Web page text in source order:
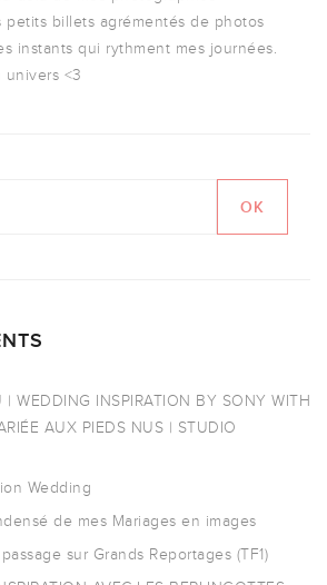
petits billets agrémentés de photos
instants qui rythment mes journées.
<3
| WEDDING INSPIRATION BY SONY WITH
AUX PIEDS NUS | STUDIO
Wedding
de mes Mariages en images
sur Grands Reportages (TF1)